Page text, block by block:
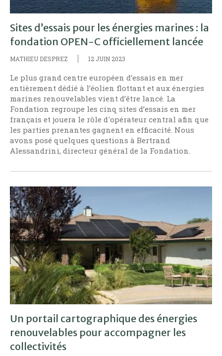
Sites d’essais pour les énergies marines : la
fondation OPEN-C officiellement lancée
MATHIEU DESPREZ 12 JUIN 2023
Le plus grand centre européen d’essais en mer
entièrement dédié à l’éolien flottant et aux énergies
marines renouvelables vient d’être lancé. La
Fondation regroupe les cinq sites d’essais en mer
français et jouera le rôle d'opérateur central afin que
les parties prenantes gagnent en efficacité. Nous
avons posé quelques questions à Bertrand
Alessandrini, directeur général de la Fondation.
Un portail cartographique des énergies
renouvelables pour accompagner les
collectivités